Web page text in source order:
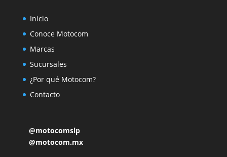
Inicio
Conoce Motocom
Marcas
Sucursales
¿Por qué Motocom?
Contacto
@motocomslp
@motocom.mx